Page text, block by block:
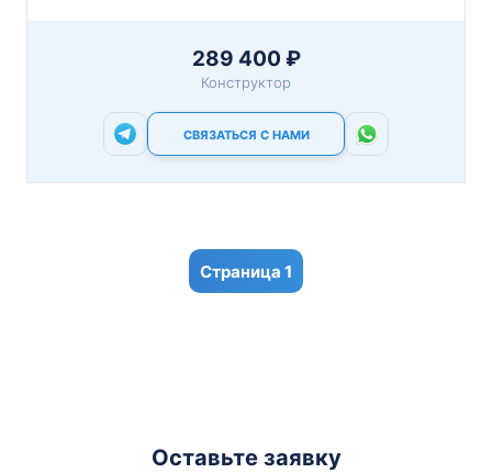
289 400 ₽
Конструктор
СВЯЗАТЬСЯ С НАМИ
1
Оставьте заявку